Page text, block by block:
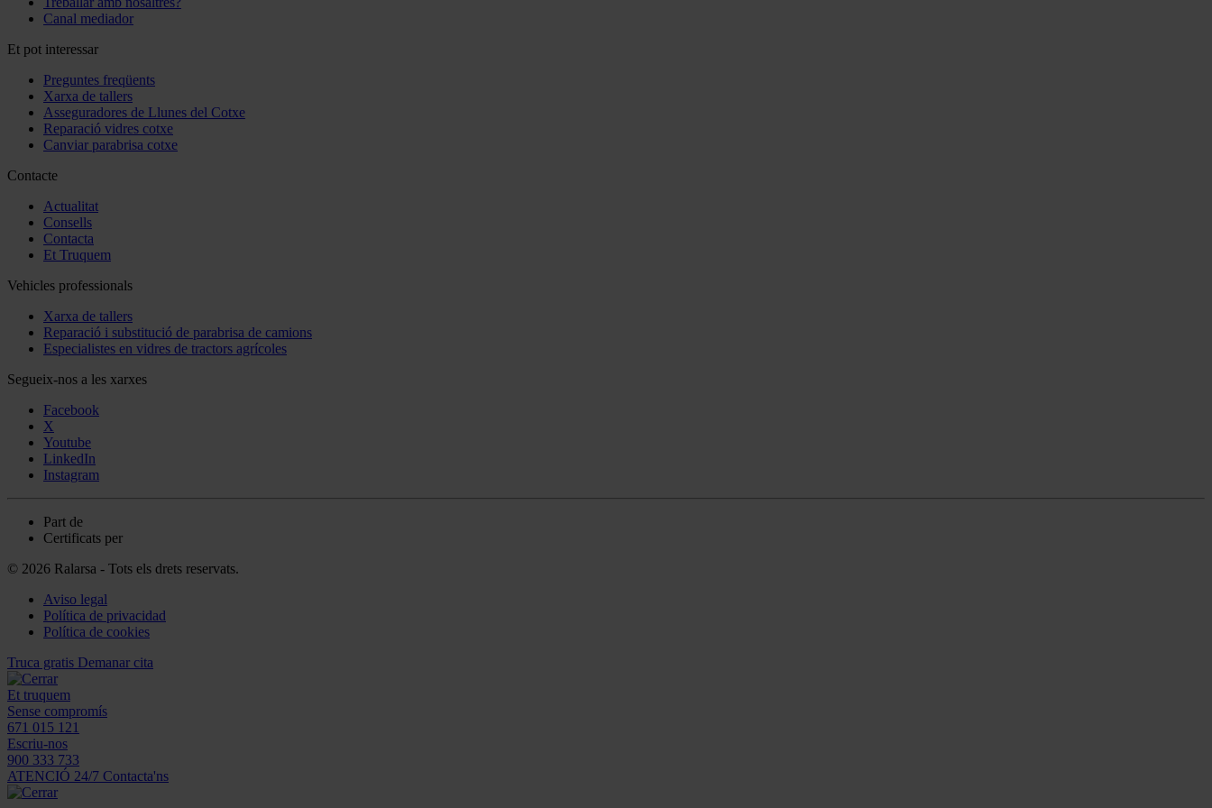
Canal mediador
Et pot interessar
Preguntes freqüents
Xarxa de tallers
Asseguradores de Llunes del Cotxe
Reparació vidres cotxe
Canviar parabrisa cotxe
Contacte
Actualitat
Consells
Contacta
Et Truquem
Vehicles professionals
Xarxa de tallers
Reparació i substitució de parabrisa de camions
Especialistes en vidres de tractors agrícoles
Segueix-nos a les xarxes
Facebook
X
Youtube
LinkedIn
Instagram
Part de
Certificats per
© 2026 Ralarsa - Tots els drets reservats.
Aviso legal
Política de privacidad
Política de cookies
Truca gratis Demanar cita
Et truquem
Sense compromís
671 015 121
Escriu-nos
900 333 733
ATENCIÓ 24/7 Contacta'ns